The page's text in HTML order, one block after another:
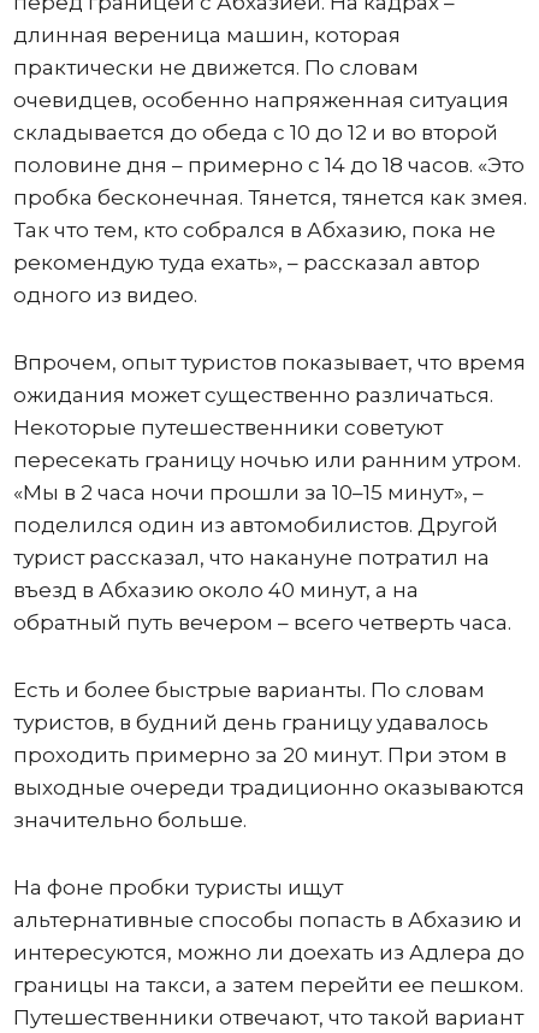
длинная вереница машин, которая
практически не движется. По словам
очевидцев, особенно напряженная ситуация
складывается до обеда с 10 до 12 и во второй
половине дня – примерно с 14 до 18 часов. «Это
пробка бесконечная. Тянется, тянется как змея.
Так что тем, кто собрался в Абхазию, пока не
рекомендую туда ехать», – рассказал автор
одного из видео.
Впрочем, опыт туристов показывает, что время
ожидания может существенно различаться.
Некоторые путешественники советуют
пересекать границу ночью или ранним утром.
«Мы в 2 часа ночи прошли за 10–15 минут», –
поделился один из автомобилистов. Другой
турист рассказал, что накануне потратил на
въезд в Абхазию около 40 минут, а на
обратный путь вечером – всего четверть часа.
Есть и более быстрые варианты. По словам
туристов, в будний день границу удавалось
проходить примерно за 20 минут. При этом в
выходные очереди традиционно оказываются
значительно больше.
На фоне пробки туристы ищут
альтернативные способы попасть в Абхазию и
интересуются, можно ли доехать из Адлера до
границы на такси, а затем перейти ее пешком.
Путешественники отвечают, что такой вариант